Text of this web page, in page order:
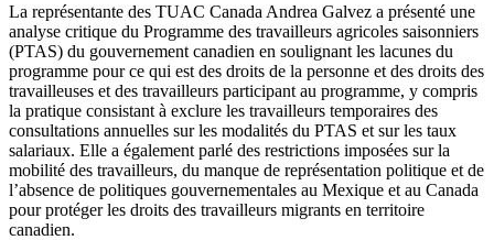
La représentante des TUAC Canada Andrea Galvez a présenté une
analyse critique du Programme des travailleurs agricoles saisonniers
(PTAS) du gouvernement canadien en soulignant les lacunes du
programme pource qui est des droits de la personne et des droits des
travailleuses et des travailleurs participant au programme, y compris
la pratique consistant à exclure les travailleurs temporaires des
consultations annuelles surles modalités du PTAS et surles taux
salariaux. Elle a également parlé des restrictions imposées surla
mobilité des travailleurs, du manque de représentation politique et de
l’absence de politiques gouvernementales au Mexique et au Canada
pourprotégerles droits des travailleurs migrants en territoire
canadien.